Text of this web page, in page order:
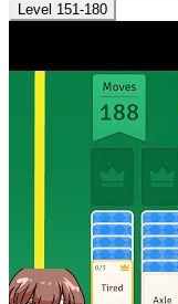
Level 151-180